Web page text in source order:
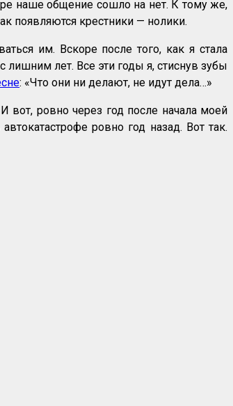
наше общение сошло на нет. К тому же,
появляются крестники — нолики.
им. Вскоре после того, как я стала
лишним лет. Все эти годы я, стиснув зубы
: «Что они ни делают, не идут дела…»
вот, ровно через год после начала моей
ровно год назад. Вот так.